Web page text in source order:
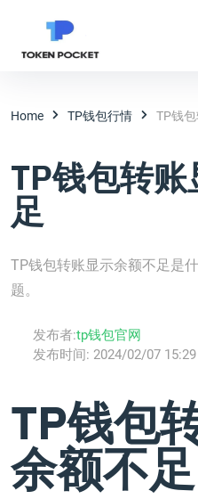
Home TP钱包行情 TP钱
TP钱包转
足
TP钱包转账显示余额不足是
题。
发布者:tp钱包官网
发布时间: 2024/02/07 15:29
TP钱包
余额不足